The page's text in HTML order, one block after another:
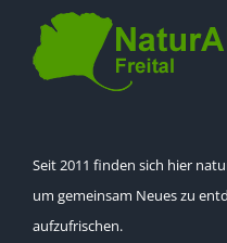
Seit 2011 finden sich hier
um gemeinsam Neues zu
aufzufrischen.